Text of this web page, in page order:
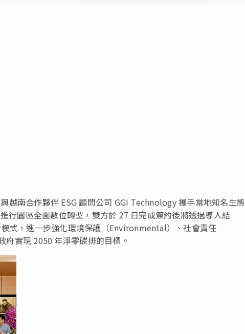
南合作夥伴 ESG 顧問公司 GGI Technology 攜手當地知名生態
園區全面數位轉型，雙方於 27 日完成簽約後將透過導入結
式，進一步強化環境保護（Environmental）、社會責任
實現 2050 年淨零碳排的目標。